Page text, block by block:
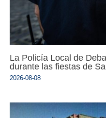
La Policía Local de
durante las fiestas de
2026-08-08